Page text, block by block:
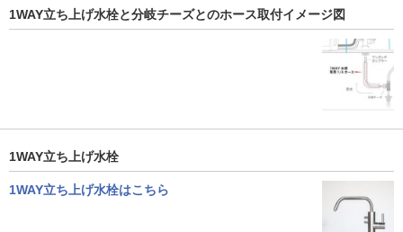
1WAY立ち上げ水栓と分岐チーズとのホース取付イメージ図
1WAY立ち上げ水栓
1WAY立ち上げ水栓はこちら